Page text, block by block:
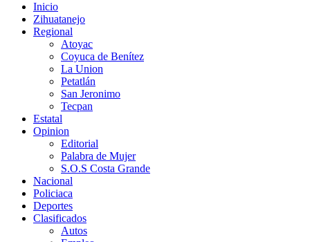
Inicio
Zihuatanejo
Regional
Atoyac
Coyuca de Benítez
La Union
Petatlán
San Jeronimo
Tecpan
Estatal
Opinion
Editorial
Palabra de Mujer
S.O.S Costa Grande
Nacional
Policiaca
Deportes
Clasificados
Autos